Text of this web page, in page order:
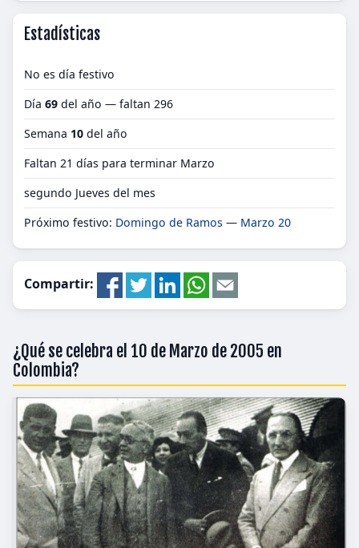
Estadísticas
No es día festivo
Día 69 del año — faltan 296
Semana 10 del año
Faltan 21 días para terminar Marzo
segundo Jueves del mes
Próximo festivo: Domingo de Ramos — Marzo 20
Compartir:
¿Qué se celebra el 10 de Marzo de 2005 en
Colombia?